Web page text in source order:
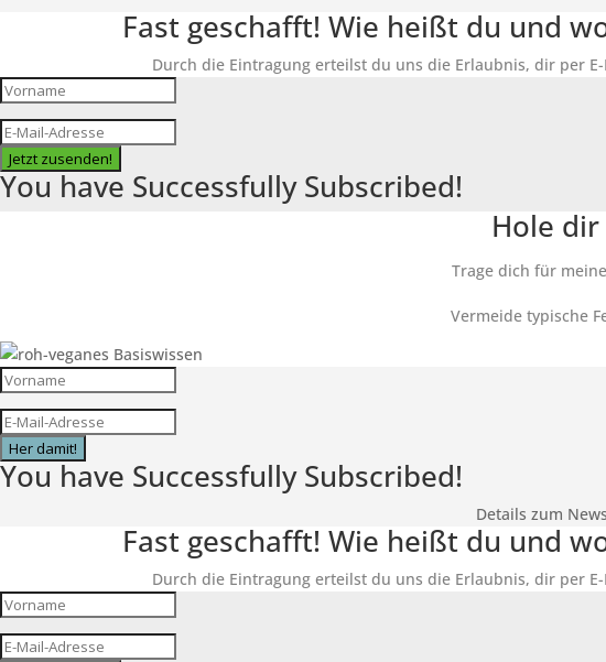
Fast geschafft! Wie heißt du und
Durch die Eintragung erteilst du uns die Erlaubnis, dir per
Jetzt zusenden!
You have Successfully Subscribed!
Hole
Trage dich für
Vermeide typische
Her damit!
You have Successfully Subscribed!
Details zum
Fast geschafft! Wie heißt du und
Durch die Eintragung erteilst du uns die Erlaubnis, dir per